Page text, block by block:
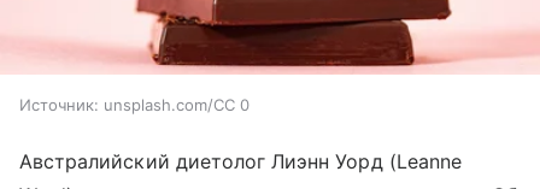
Источник: unsplash.com/CC 0
Австралийский диетолог Лиэнн Уорд (Leanne